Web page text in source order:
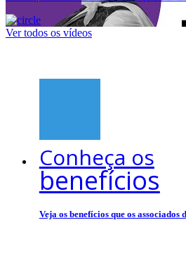
Ver todos os vídeos
Conheça os
benefícios
Veja os benefícios que os associados